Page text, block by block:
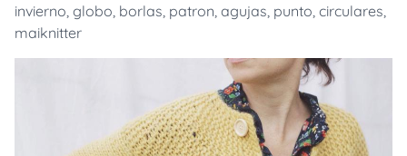
invierno, globo, borlas, patron, agujas, punto, circulares,
maiknitter